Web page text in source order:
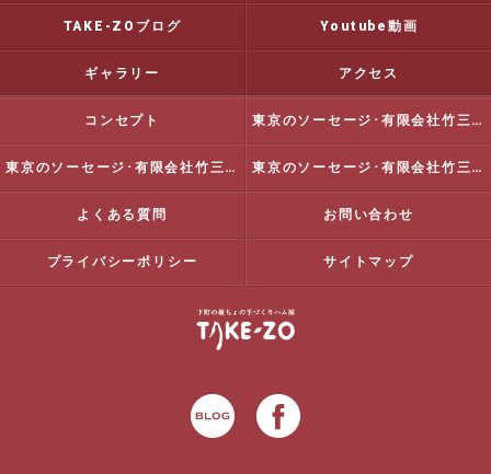
TAKE-ZOブログ Youtube動画
ギャラリー アクセス
コンセプト 東京のソーセージ･有限会社竹三商店の口コミ情報
東京のソーセージ･有限会社竹三商店の評判 東京のソーセージ･有限会社竹三商店のお客様の声
よくある質問 お問い合わせ
プライバシーポリシー サイトマップ